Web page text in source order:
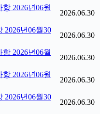
2026년06월
2026.06.30
2026년06월30
2026.06.30
2026년06월
2026.06.30
2026년06월
2026.06.30
2026년06월30
2026.06.30